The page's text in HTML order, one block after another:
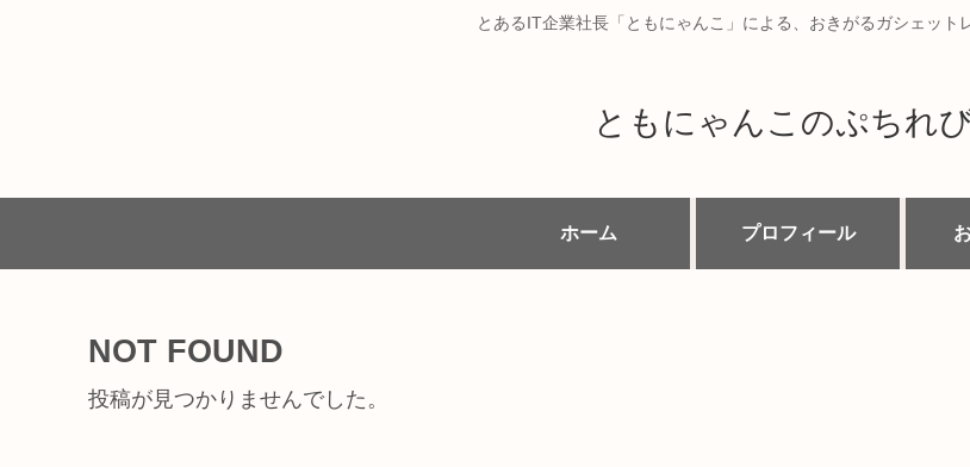
とあるIT企業社長「ともにゃんこ」による、おきがるガシェット
ともにゃんこのぷちれ
ホーム プロフィール
NOT FOUND
投稿が見つかりませんでした。